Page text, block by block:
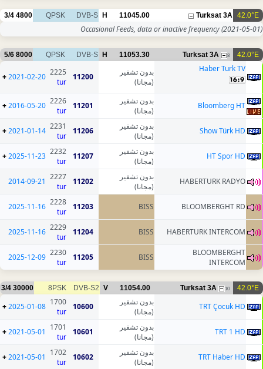
42.0°E
Turksat 3A
11045.00
H
DVB-S
QPSK
4800
3/4
Occasional Feeds, data or inactive frequency(2021-05-01)
42.0°E
Turksat 3A 8
11053.30
H
DVB-S
QPSK
8000
5/6
Haber Turk TV
بدون تشفير
(مجانا)
11200
2225
tur
2021-02-20
+
Bloomberg HT
بدون تشفير
(مجانا)
11201
2226
tur
2016-05-20
+
Show Türk HD
بدون تشفير
(مجانا)
11206
2231
tur
2021-01-14
+
HT Spor HD
بدون تشفير
(مجانا)
11207
2232
tur
2025-11-23
+
HABERTURK RADYO
بدون تشفير
(مجانا)
11202
2227
tur
2014-09-21
BLOOMBERGHT RD
BISS
11203
2228
tur
2025-11-16
HABERTURK INTERCOM
BISS
11204
2229
tur
2025-11-16
BLOOMBERGHT
INTERCOM
BISS
11205
2230
tur
2025-12-09
42.0°E
Turksat 3A 10
11054.00
V
DVB-S2
8PSK
30000
3/4
TRT Çocuk HD
بدون تشفير
(مجانا)
10600
1700
tur
2025-01-08
+
TRT 1 HD
بدون تشفير
(مجانا)
10601
1701
tur
2021-05-01
+
TRT Haber HD
بدون تشفير
(مجانا)
10602
1702
tur
2021-05-01
+